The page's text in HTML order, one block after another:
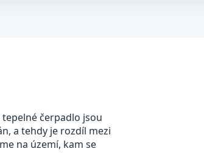
čerpadlo jsou
a tehdy je rozdíl mezi
na území, kam se